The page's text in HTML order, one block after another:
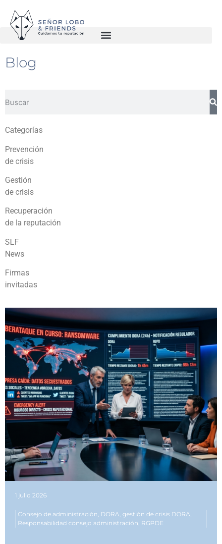
Blog
Categorías
Prevención
de crisis
Gestión
de crisis
Recuperación
de la reputación
SLF
News
Firmas
invitadas
1 julio 2026
Consejo de administración, DORA, gestión de crisis DORA,
Responsabilidad consejo administración, RGPDE